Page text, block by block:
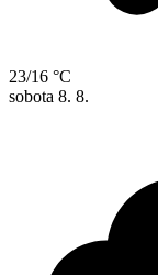
23/16 °C
sobota 8. 8.